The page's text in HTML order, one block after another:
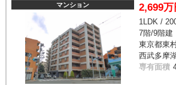
マンション 2,699万
1LDK /
7階/9階建
東京都東
西武多摩
専有面積